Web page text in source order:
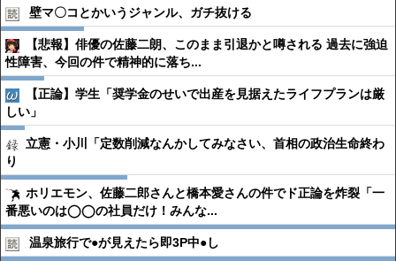
壁マ〇コとかいうジャンル、ガチ抜ける
【悲報】俳優の佐藤二朗、このまま引退かと噂される 過去に強迫
性障害、今回の件で精神的に落ち...
【正論】学生「奨学金のせいで出産を見据えたライフプランは厳
しい」
立憲・小川「定数削減なんかしてみなさい、首相の政治生命終わ
り
ホリエモン、佐藤二郎さんと橋本愛さんの件でド正論を炸裂「一
番悪いのは◯◯の社員だけ！みんな...
温泉旅行で●︎が見えたら即3P中●︎し